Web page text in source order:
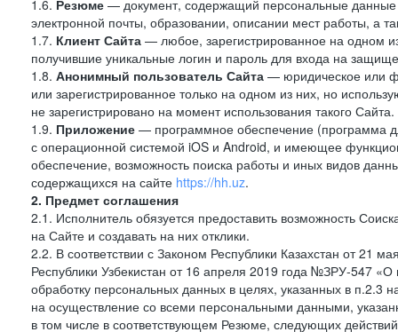
1.6. Резюме — документ, содержащий персональные
электронной почты, образовании, описании мест работы, а
1.7. Клиент Сайта — любое, зарегистрированное на одном
получившие уникальные логин и пароль для входа на
1.8. Анонимный пользователь Сайта — юридическое или
или зарегистрированное только на одном из них, но
не зарегистрировано на момент использования такого Сайта.
1.9. Приложение — программное обеспечение (программа
с операционной системой iOS и Android, и имеющее
обеспечение, возможность поиска работы и иных видов
содержащихся на сайте https://hh.uz.
2. Предмет соглашения
2.1. Исполнитель обязуется предоставить возможность
на Сайте и создавать на них отклики.
2.2. В соответствии с Законом Республики Казахстан от
Республики Узбекистан от 16 апреля 2019 года №ЗРУ-547
обработку персональных данных в целях, указанных в
на осуществление со всеми персональными данными,
в том числе в соответствующем Резюме, следующих